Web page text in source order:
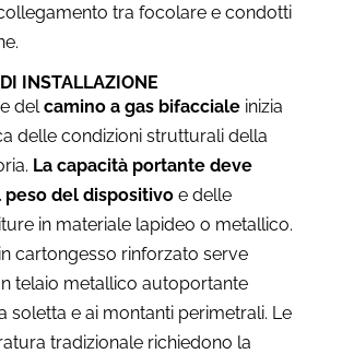
tra focolare e condotti
INSTALLAZIONE
del camino a gas bifaccialeinizia
delle condizioni strutturali della
La capacità portante deve
del dispositivoe delle
in materiale lapideo o metallico.
cartongesso rinforzato serve
telaio metallico autoportante
soletta e ai montanti perimetrali. Le
tradizionale richiedono la